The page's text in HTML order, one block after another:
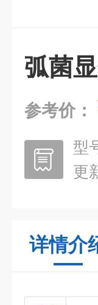
弧菌
参考价：
型
更
详情介